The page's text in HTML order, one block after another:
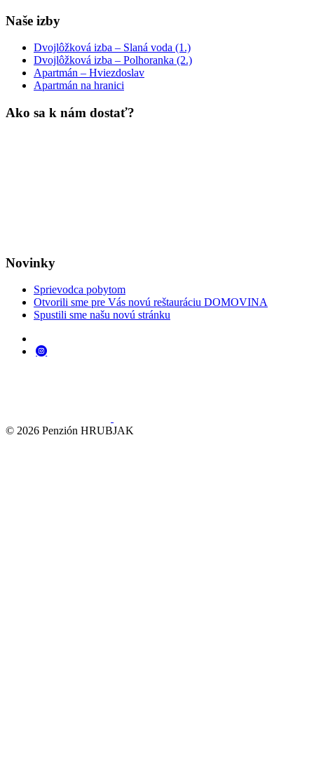
Naše izby
Dvojlôžková izba – Slaná voda (1.)
Dvojlôžková izba – Polhoranka (2.)
Apartmán – Hviezdoslav
Apartmán na hranici
Ako sa k nám dostať?
Novinky
Sprievodca pobytom
Otvorili sme pre Vás novú reštauráciu DOMOVINA
Spustili sme našu novú stránku
© 2026 Penzión HRUBJAK